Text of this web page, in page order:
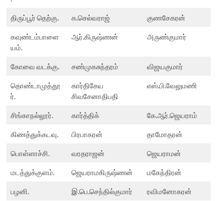
திருப்பூர் தெற்கு. க.செல்வராஜ் குணசேகரன்
கவுண்டம்பாளை
யம்.
ஆர்.கிருஷ்ணன் அருண்குமார்
கோவை வடக்கு. சண்முகசுந்தரம் விஜயகுமார்
தொண்டாமுத்தூ
ர்.
கார்திகேய
சிவசேனாதிபதி
எஸ்.பி.வேலுமணி
சிங்காநல்லூர். கார்த்திக் கே.ஆர்.ஜெயராம்
கிணத்துக்கடவு. பிரபாகரன் தாமோதரன்
பொள்ளாச்சி. வரதராஜன் ஜெயராமன்
மடத்துக்குளம். ஜெயராமகிருஷ்ணன் மகேந்திரன்
பழனி. இ.பெ.செந்தில்குமார் ரவிமனோகரன்